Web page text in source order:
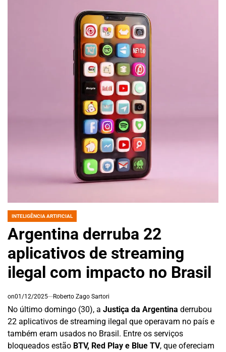
POSTED
INTELIGÊNCIA ARTIFICIAL
Argentina derruba 22
aplicativos de streaming
ilegal com impacto no Brasil
on01/12/2025 Roberto Zago Sartori
No último domingo (30), a Justiça da Argentina derrubou
22 aplicativos de streaming ilegal que operavam no país e
também eram usados no Brasil. Entre os serviços
bloqueados estão BTV, Red Play e Blue TV, que ofereciam